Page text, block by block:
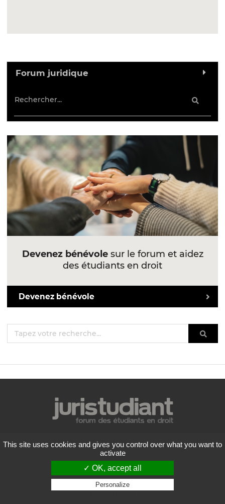
Forum juridique
Devenez bénévolesur le forum et aidez
des étudiants en droit
Devenez bénévole
Mentions légales
Politique de confidentialité
Conditions générales d'utilisation
Liste des forums
Contactez-nous
This site uses cookies and gives you control over what you want to
activate
✓ OK, accept all
Personalize